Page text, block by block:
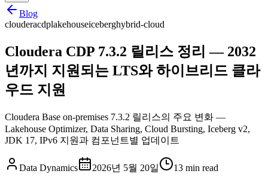
Blog
clouderacdplakehouseiceberghybrid-cloud
Cloudera CDP 7.3.2 릴리스 정리 — 2032
년까지 지원되는 LTS와 하이브리드 클라
우드 지원
Cloudera Base on-premises 7.3.2 릴리스의 주요 변화 —
Lakehouse Optimizer, Data Sharing, Cloud Bursting, Iceberg v2,
JDK 17, IPv6 지원과 컴포넌트별 업데이트
Data Dynamics 2026년 5월 20일 13 min read